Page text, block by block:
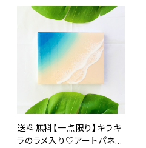
送料無料【一点限り】キラキ
ラのラメ入り♡アートパネル